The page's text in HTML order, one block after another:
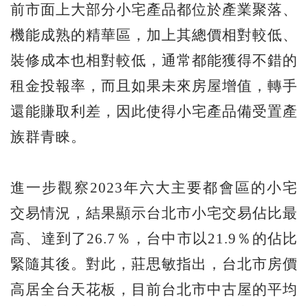
前市面上大部分小宅產品都位於產業聚落、
機能成熟的精華區，加上其總價相對較低、
裝修成本也相對較低，通常都能獲得不錯的
租金投報率，而且如果未來房屋增值，轉手
還能賺取利差，因此使得小宅產品備受置產
族群青睞。
進一步觀察2023年六大主要都會區的小宅
交易情況，結果顯示台北市小宅交易佔比最
高、達到了26.7％，台中市以21.9％的佔比
緊隨其後。對此，莊思敏指出，台北市房價
高居全台天花板，目前台北市中古屋的平均